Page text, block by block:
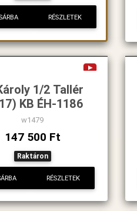
RÉSZLETEK
1/2 Tallér
KB ÉH-1186
w1479
147 500 Ft
Raktáron
RÉSZLETEK